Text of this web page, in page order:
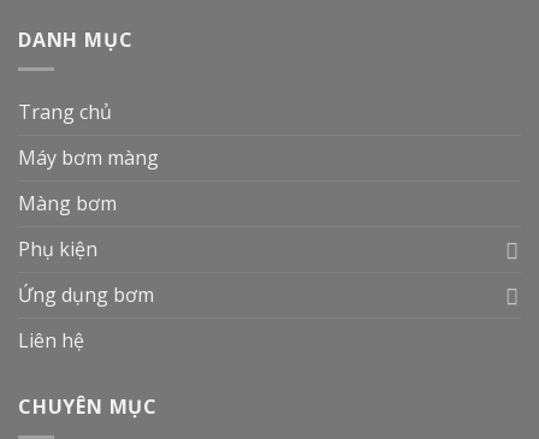
DANH MỤC
Trang chủ
Máy bơm màng
Màng bơm
Phụ kiện
Ứng dụng bơm
Liên hệ
CHUYÊN MỤC